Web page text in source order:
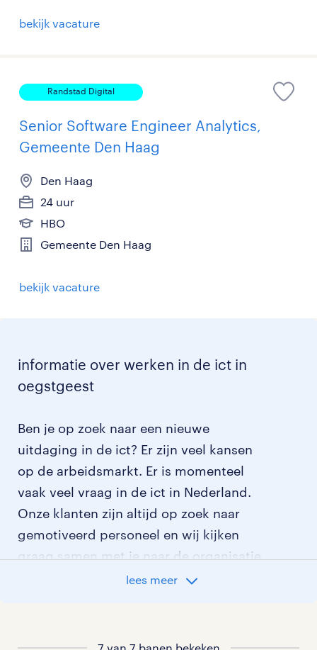
bekijk vacature
Randstad Digital
Senior Software Engineer Analytics,
Gemeente Den Haag
Den Haag
24 uur
HBO
Gemeente Den Haag
bekijk vacature
informatie over werken in de ict in
oegstgeest
Ben je op zoek naar een nieuwe
uitdaging in de ict? Er zijn veel kansen
op de arbeidsmarkt. Er is momenteel
vaak veel vraag in de ict in Nederland.
Onze klanten zijn altijd op zoek naar
gemotiveerd personeel en wij kijken
graag samen met je naar de organisatie
die het beste bij je past. In ons overzicht
lees meer